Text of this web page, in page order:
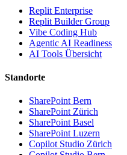
Replit Enterprise
Replit Builder Group
Vibe Coding Hub
Agentic AI Readiness
AI Tools Übersicht
Standorte
SharePoint Bern
SharePoint Zürich
SharePoint Basel
SharePoint Luzern
Copilot Studio Zürich